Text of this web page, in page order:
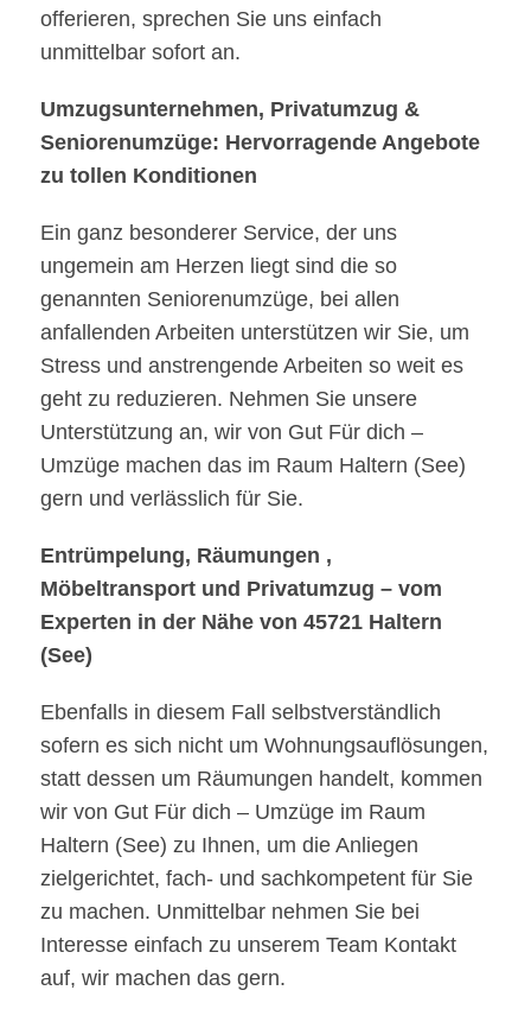
offerieren, sprechen Sie uns einfach
unmittelbar sofort an.
Umzugsunternehmen, Privatumzug &
Seniorenumzüge: Hervorragende Angebote
zu tollen Konditionen
Ein ganz besonderer Service, der uns
ungemein am Herzen liegt sind die so
genannten Seniorenumzüge, bei allen
anfallenden Arbeiten unterstützen wir Sie, um
Stress und anstrengende Arbeiten so weit es
geht zu reduzieren. Nehmen Sie unsere
Unterstützung an, wir von Gut Für dich –
Umzüge machen das im Raum Haltern (See)
gern und verlässlich für Sie.
Entrümpelung, Räumungen ,
Möbeltransport und Privatumzug – vom
Experten in der Nähe von 45721 Haltern
(See)
Ebenfalls in diesem Fall selbstverständlich
sofern es sich nicht um Wohnungsauflösungen,
statt dessen um Räumungen handelt, kommen
wir von Gut Für dich – Umzüge im Raum
Haltern (See) zu Ihnen, um die Anliegen
zielgerichtet, fach- und sachkompetent für Sie
zu machen. Unmittelbar nehmen Sie bei
Interesse einfach zu unserem Team Kontakt
auf, wir machen das gern.